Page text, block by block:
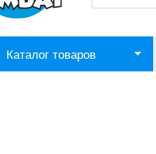
Каталог товаров